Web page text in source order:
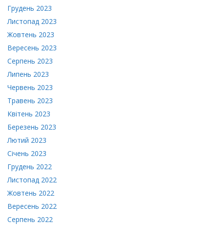
Грудень 2023
Листопад 2023
Жовтень 2023
Вересень 2023
Серпень 2023
Липень 2023
Червень 2023
Травень 2023
Квітень 2023
Березень 2023
Лютий 2023
Січень 2023
Грудень 2022
Листопад 2022
Жовтень 2022
Вересень 2022
Серпень 2022